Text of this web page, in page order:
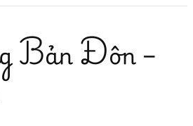
Bản Đôn –